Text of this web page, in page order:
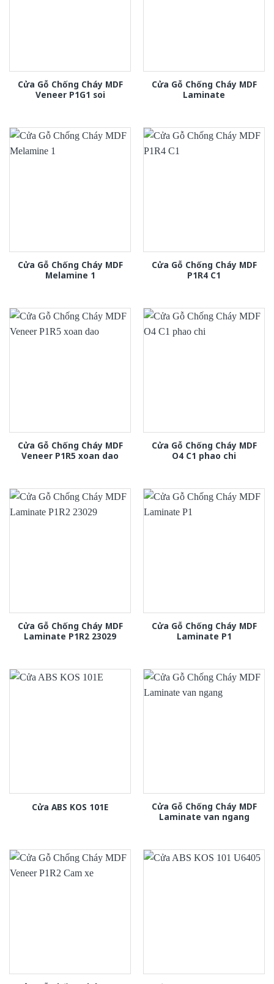
Cửa Gỗ Chống Cháy MDF
Veneer P1G1 soi
Cửa Gỗ Chống Cháy MDF
Laminate
Cửa Gỗ Chống Cháy MDF
Melamine 1
Cửa Gỗ Chống Cháy MDF
P1R4 C1
Cửa Gỗ Chống Cháy MDF
Veneer P1R5 xoan dao
Cửa Gỗ Chống Cháy MDF
O4 C1 phao chi
Cửa Gỗ Chống Cháy MDF
Laminate P1R2 23029
Cửa Gỗ Chống Cháy MDF
Laminate P1
Cửa ABS KOS 101E
Cửa Gỗ Chống Cháy MDF
Laminate van ngang